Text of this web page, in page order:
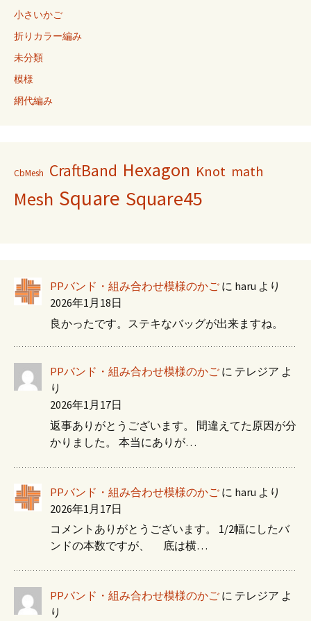
小さいかご
折りカラー編み
未分類
模様
網代編み
CbMesh CraftBand Hexagon Knot math
Mesh Square Square45
PPバンド・組み合わせ模様のかご に haru より
2026年1月18日
良かったです。ステキなバッグが出来ますね。
PPバンド・組み合わせ模様のかご に テレジア よ
り
2026年1月17日
返事ありがとうございます。 間違えてた原因が分
かりました。 本当にありが…
PPバンド・組み合わせ模様のかご に haru より
2026年1月17日
コメントありがとうございます。 1/2幅にしたバ
ンドの本数ですが、 底は横…
PPバンド・組み合わせ模様のかご に テレジア よ
り